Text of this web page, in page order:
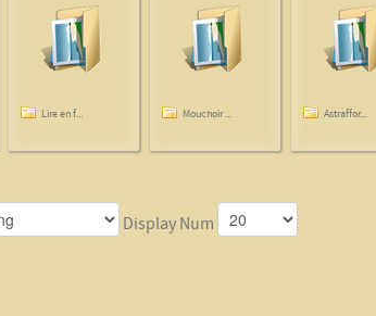
Lire en f... Mouchoir ... Astraffor...
Display Num